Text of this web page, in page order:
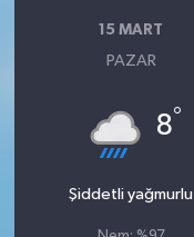
15 MART
PAZAR
8°
Şiddetli yağmurlu